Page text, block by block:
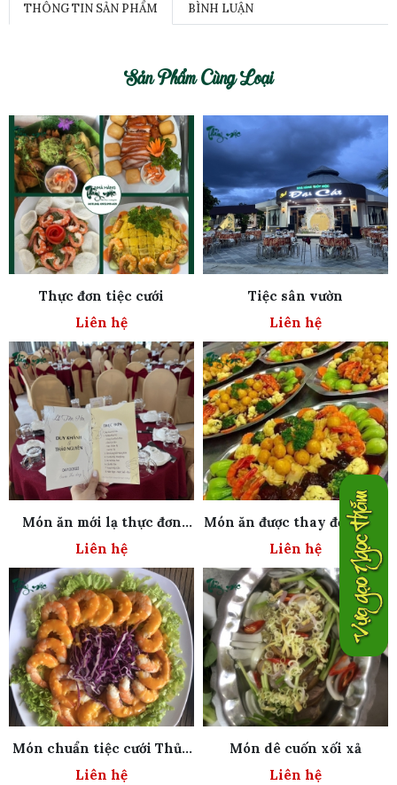
THÔNG TIN SẢN PHẨM BÌNH LUẬN
Sản Phẩm Cùng Loại
Thực đơn tiệc cưới
Liên hệ
Tiệc sân vườn
Liên hệ
Món ăn mới lạ thực đơn
phong phú
Liên hệ
Món ăn được thay đổi hằng
ngày đa dạng
Liên hệ
Món chuẩn tiệc cưới Thủy
Mộc
Liên hệ
Món dê cuốn xối xả
Liên hệ